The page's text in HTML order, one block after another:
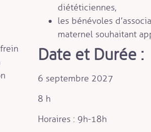
diététiciennes,
les bénévoles
maternel souhaitant
Date et Durée :
6 septembre 2027
8 h
Horaires : 9h-18h